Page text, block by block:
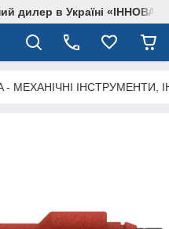
дилер в Україні
- МЕХАНІЧНІ ІНСТРУМЕНТИ,